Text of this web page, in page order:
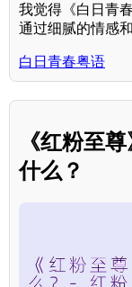
我觉得《白日青
通过细腻的情感
白日青春粤语
《红粉至
什么？